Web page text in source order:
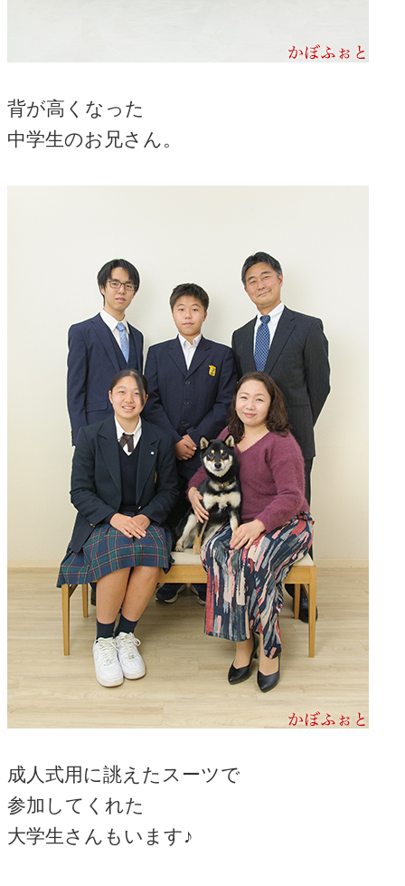
背が高くなった
中学生のお兄さん。
成人式用に誂えたスーツで
参加してくれた
大学生さんもいます♪